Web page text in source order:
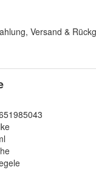
Versand &